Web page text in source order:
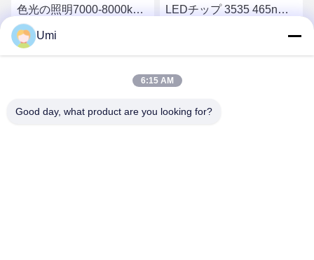
色光の照明7000-8000kの
色温度
最もよい価格を得なさ
LEDチップ 3535 465nm
最もよい価格を得なさ
Umi
6:15 AM
Good day, what product are you looking for?